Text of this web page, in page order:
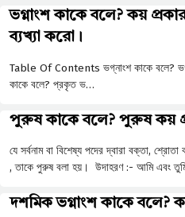
ভগ্নাংশ কাকে বলে? কয়
ব্যখ্যা করো।
Table Of Contents ভগ্নাংশ কাকে বলে?
কাকে বলে? প্রকৃত ভ…
পুরুষ কাকে বলে? পুরুষ কয়
যে সর্বনাম বা বিশেষ্য পদের দ্বারা বক্তা,
, তাকে পুরুষ বলা হয়। উদাহরণ :- আমি এবং
দশমিক ভগ্নাংশ কাকে বলে?